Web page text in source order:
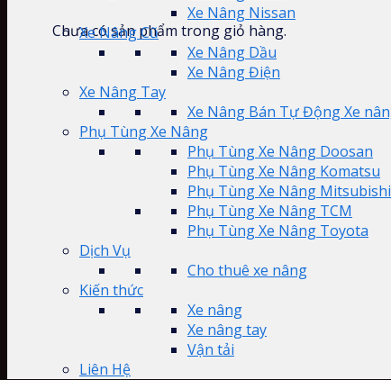
Chưa có sản phẩm trong giỏ hàng.
Xe Nâng Nissan
Xe Nâng Cũ
Xe Nâng Dầu
Xe Nâng Điện
Xe Nâng Tay
Xe Nâng Bán Tự Động Xe
Phụ Tùng Xe Nâng
Phụ Tùng Xe Nâng Doosan
Phụ Tùng Xe Nâng Komatsu
Phụ Tùng Xe Nâng Mitsubishi
Phụ Tùng Xe Nâng TCM
Phụ Tùng Xe Nâng Toyota
Dịch Vụ
Cho thuê xe nâng
Kiến thức
Xe nâng
Xe nâng tay
Vận tải
Liên Hệ